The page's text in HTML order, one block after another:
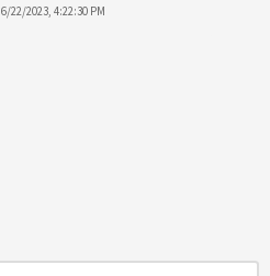
6/22/2023, 4:22:30 PM